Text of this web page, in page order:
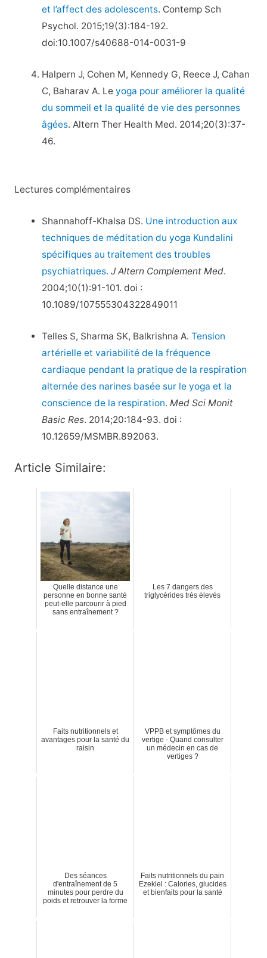
et l’affect des adolescents. Contemp Sch
Psychol. 2015;19(3):184-192.
doi:10.1007/s40688-014-0031-9
Halpern J, Cohen M, Kennedy G, Reece J, Cahan
C, Baharav A. Leyoga pour améliorer la qualité
du sommeil et la qualité de vie des personnes
âgées. Altern Ther Health Med. 2014;20(3):37-
46.
Lectures complémentaires
Shannahoff-Khalsa DS. Une introduction aux
techniques de méditation du yoga Kundalini
spécifiques au traitement des troubles
psychiatriques. J Altern Complement Med.
2004;10(1):91-101. doi :
10.1089/107555304322849011
Telles S, Sharma SK, Balkrishna A.Tension
artérielle et variabilité de la fréquence
cardiaque pendant la pratique de la respiration
alternée des narines basée sur le yoga et la
conscience de la respiration. Med Sci Monit
Basic Res. 2014;20:184-93. doi :
10.12659/MSMBR.892063.
Article Similaire:
Quelle distance une
personne en bonne santé
peut-elle parcourir à pied
sans entraînement ?
Les 7 dangers des
triglycérides très élevés
Faits nutritionnels et
avantages pour la santé du
raisin
VPPB et symptômes du
vertige - Quand consulter
un médecin en cas de
vertiges ?
Des séances
d'entraînement de 5
minutes pour perdre du
poids et retrouver la forme
Faits nutritionnels du pain
Ezekiel : Calories, glucides
et bienfaits pour la santé